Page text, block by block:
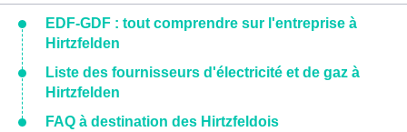
EDF-GDF : tout comprendre sur l'entreprise à
Hirtzfelden
Liste des fournisseurs d'électricité et de gaz à
Hirtzfelden
FAQ à destination des Hirtzfeldois